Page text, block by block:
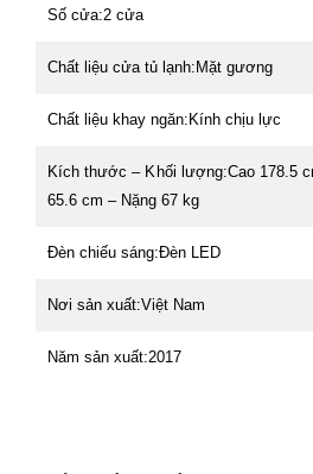
Số cửa:2 cửa
Chất liệu cửa tủ lạnh:Mặt gương
Chất liệu khay ngăn:Kính chịu lực
Kích thước – Khối lượng:Cao 178.5
65.6 cm – Nặng 67 kg
Đèn chiếu sáng:Đèn LED
Nơi sản xuất:Việt Nam
Năm sản xuất:2017